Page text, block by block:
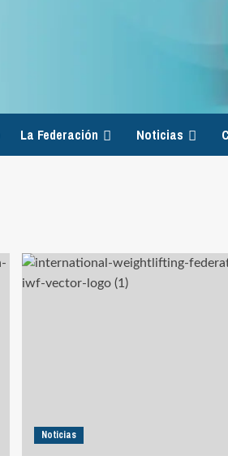
La Federación Noticias
Noticias